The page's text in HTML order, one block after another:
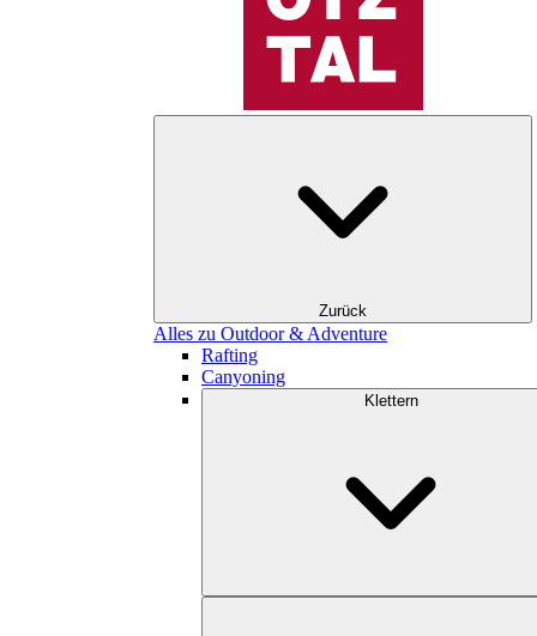
Zurück
Alles zu Outdoor & Adventure
Rafting
Canyoning
Klettern